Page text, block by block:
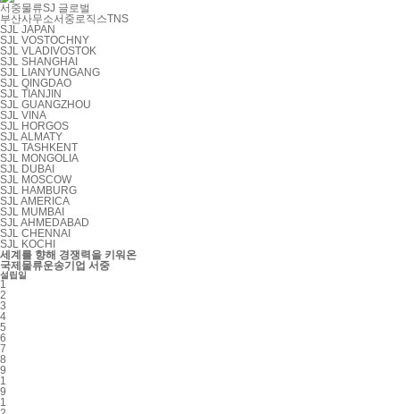
서중물류SJ 글로벌
부산사무소서중로직스TNS
SJL JAPAN
SJL VOSTOCHNY
SJL VLADIVOSTOK
SJL SHANGHAI
SJL LIANYUNGANG
SJL QINGDAO
SJL TIANJIN
SJL GUANGZHOU
SJL VINA
SJL HORGOS
SJL ALMATY
SJL TASHKENT
SJL MONGOLIA
SJL DUBAI
SJL MOSCOW
SJL HAMBURG
SJL AMERICA
SJL MUMBAI
SJL AHMEDABAD
SJL CHENNAI
SJL KOCHI
세계를 향해 경쟁력을 키워온
국제물류운송기업 서중
설립일
1
2
3
4
5
6
7
8
9
1
9
1